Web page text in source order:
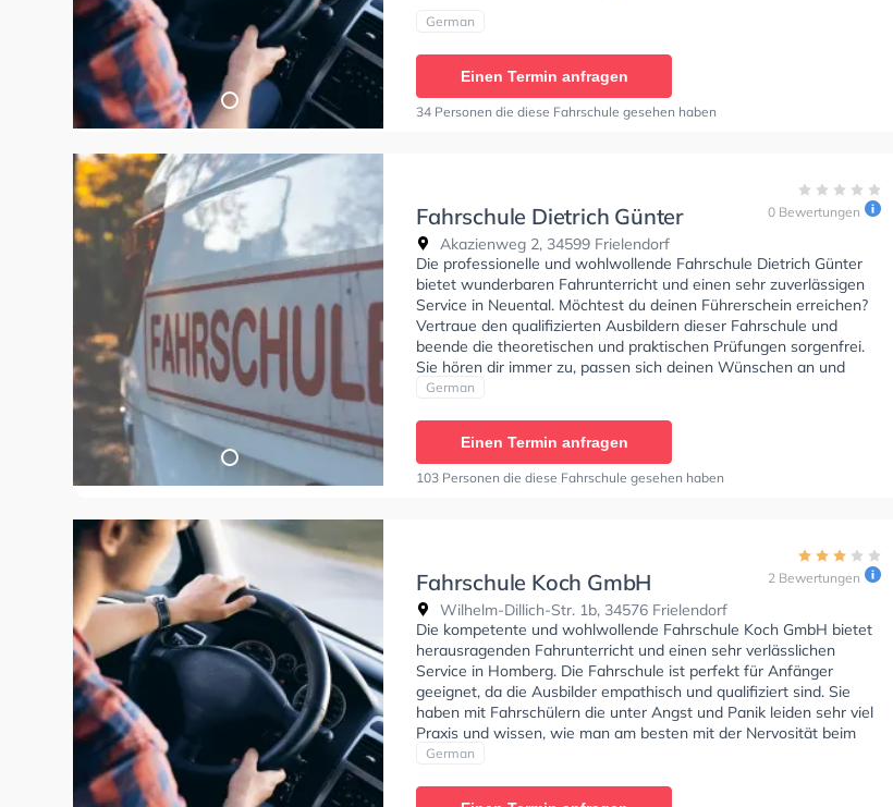
German
Einen Termin anfragen
34 Personen die diese Fahrschule gesehen haben
Fahrschule Dietrich Günter
Akazienweg 2, 34599 Frielendorf
0 Bewertungen
Die professionelle und wohlwollende Fahrschule Dietrich Günter
bietet wunderbaren Fahrunterricht und einen sehr zuverlässigen
Service in Neuental. Möchtest du deinen Führerschein erreichen?
Vertraue den qualifizierten Ausbildern dieser Fahrschule und
beende die theoretischen und praktischen Prüfungen sorgenfrei.
Sie hören dir immer zu, passen sich deinen Wünschen an und
bieten dir eine angepasste Lernerfahrung.
German
Einen Termin anfragen
103 Personen die diese Fahrschule gesehen haben
Fahrschule Koch GmbH
Wilhelm-Dillich-Str. 1b, 34576 Frielendorf
2 Bewertungen
Die kompetente und wohlwollende Fahrschule Koch GmbH bietet
herausragenden Fahrunterricht und einen sehr verlässlichen
Service in Homberg. Die Fahrschule ist perfekt für Anfänger
geeignet, da die Ausbilder empathisch und qualifiziert sind. Sie
haben mit Fahrschülern die unter Angst und Panik leiden sehr viel
Praxis und wissen, wie man am besten mit der Nervosität beim
Autofahren umgehen soll.
German